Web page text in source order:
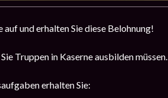
auf und erhalten Sie diese Belohnung!
Truppen in Kaserne ausbilden müssen.
erhalten Sie: